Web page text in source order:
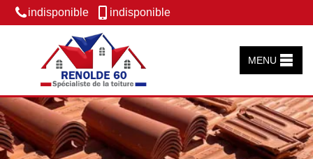
indisponible indisponible
MENU